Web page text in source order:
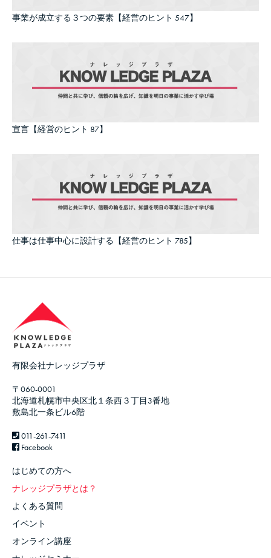
事業が成立する３つの要素【経営のヒント 547】
宣言【経営のヒント 87】
仕事は仕事中心に設計する【経営のヒント 785】
有限会社ナレッジプラザ
〒060-0001
北海道札幌市中央区北１条西３丁目3番地
敷島北一条ビル6階
011-261-7411
Facebook
はじめての方へ
ナレッジプラザとは？
よくある質問
イベント
オンライン講座